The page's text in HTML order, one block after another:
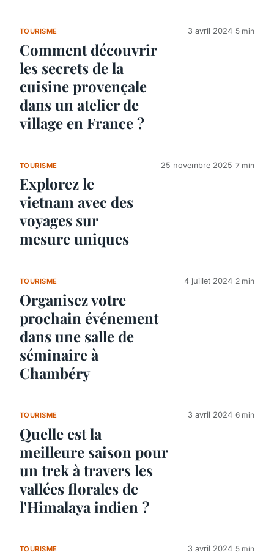
TOURISME
Comment découvrir
les secrets de la
cuisine provençale
dans un atelier de
village en France ?
3 avril 2024 5 min
TOURISME
Explorez le
vietnam avec des
voyages sur
mesure uniques
25 novembre 2025 7 min
TOURISME
Organisez votre
prochain événement
dans une salle de
séminaire à
Chambéry
4 juillet 2024 2 min
TOURISME
Quelle est la
meilleure saison pour
un trek à travers les
vallées florales de
l'Himalaya indien ?
3 avril 2024 6 min
TOURISME 3 avril 2024 5 min